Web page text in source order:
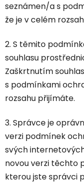
seznámen/a s
že je v celém
2. S těmito
souhlasu
Zaškrtnutím
s podmínkami
rozsahu přijímáte.
3. Správce je
verzi podmínek
svých
novou verzi těchto
kterou jste správci